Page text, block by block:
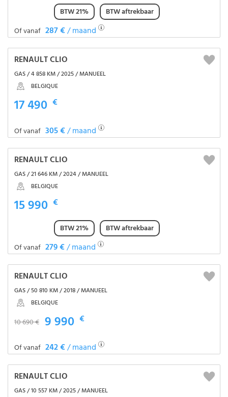
BTW 21%
BTW aftrekbaar
Of vanaf 287 €/ maand
RENAULT CLIO
GAS / 4 858 KM / 2025 / MANUEEL
BELGIQUE
17 490 €
Of vanaf 305 €/ maand
RENAULT CLIO
GAS / 21 646 KM / 2024 / MANUEEL
BELGIQUE
15 990 €
BTW 21%
BTW aftrekbaar
Of vanaf 279 €/ maand
RENAULT CLIO
GAS / 50 810 KM / 2018 / MANUEEL
BELGIQUE
10 690 € 9 990 €
Of vanaf 242 €/ maand
RENAULT CLIO
GAS / 10 557 KM / 2025 / MANUEEL